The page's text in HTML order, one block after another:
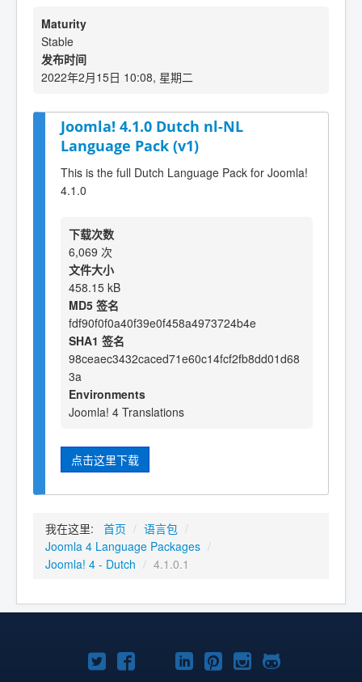
Maturity
Stable
发布时间
2022年2月15日 10:08, 星期二
Joomla! 4.1.0 Dutch nl-NL
Language Pack (v1)
This is the full Dutch Language Pack for Joomla!
4.1.0
下载次数
6,069 次
文件大小
458.15 kB
MD5 签名
fdf90f0f0a40f39e0f458a4973724b4e
SHA1 签名
98ceaec3432caced71e60c14fcf2fb8dd01d68
3a
Environments
Joomla! 4 Translations
点击这里下载
我在这里: 首页 / 语言包 /
Joomla 4 Language Packages /
Joomla! 4 - Dutch / 4.1.0.1
TwitterFacebookYouTube
LinkedIn
Pinterest
Instagram
GitHub